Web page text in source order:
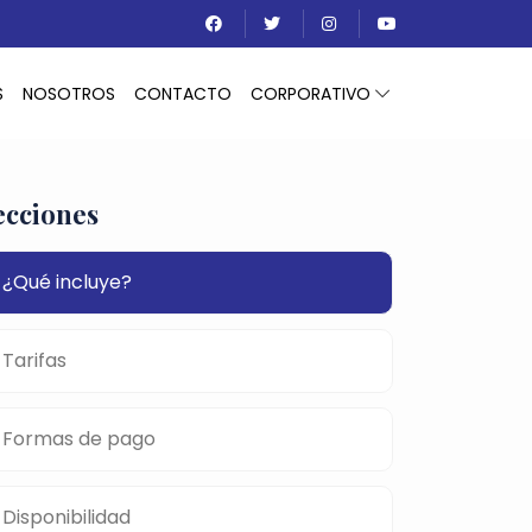
NOSOTROS CONTACTO CORPORATIVO
¿Qué incluye?
Tarifas
Formas de pago
Disponibilidad